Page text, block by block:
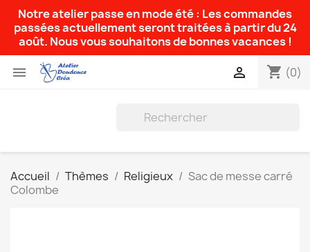
Notre atelier passe en mode été : Les commandes
passées actuellement seront traitées à partir du 24
août. Nous vous souhaitons de bonnes vacances !
 shopping_cart (0)

Accueil Thèmes Religieux
Sac de messe carré
Colombe